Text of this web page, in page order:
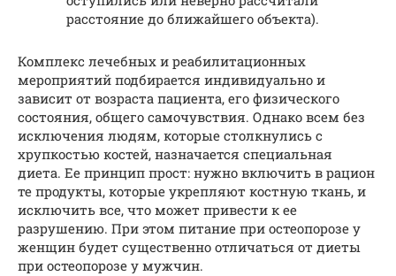
расстояние до ближайшего объекта).
Комплекс лечебных и реабилитационных
мероприятий подбирается индивидуально и
зависит от возраста пациента, его физического
состояния, общего самочувствия. Однако всем без
исключения людям, которые столкнулись с
хрупкостью костей, назначается специальная
диета. Ее принцип прост: нужно включить в рацион
те продукты, которые укрепляют костную ткань, и
исключить все, что может привести к ее
разрушению. При этом питание при остеопорозе у
женщин будет существенно отличаться от диеты
при остеопорозе у мужчин.